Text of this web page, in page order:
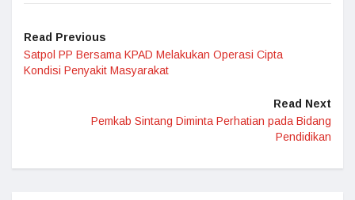
Read Previous
Satpol PP Bersama KPAD Melakukan Operasi Cipta
Kondisi Penyakit Masyarakat
Read Next
Pemkab Sintang Diminta Perhatian pada Bidang
Pendidikan